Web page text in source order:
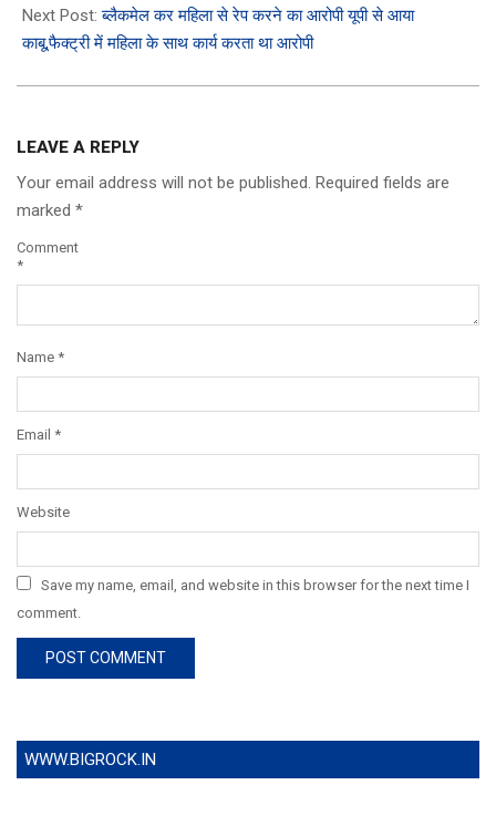
Next Post:ब्लैकमेल कर महिला से रेप करने का आरोपी यूपी से आया
काबू,फैक्ट्री में महिला के साथ कार्य करता था आरोपी
LEAVE A REPLY
Your email address will not be published. Required fields are
marked *
Comment
*
Name *
Email *
Website
Save my name, email, and website in this browser for the next time I
comment.
WWW.BIGROCK.IN